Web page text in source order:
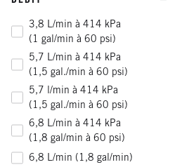
Essa ᴹᴰ
Monrovia
RENALDI
Strykeᴹᴰ
Trinsicᴹᴰ
3,8 L/min à 414 kPa
(1 gal/min à 60 psi)
5,7 L/min à 414 kPa
(1,5 gal./min à 60 psi)
5,7 l/min à 414 kPa
(1,5 gal./min à 60 psi)
6,8 L/min à 414 kPa
(1,8 gal/min à 60 psi)
6,8 L/min (1,8 gal/min)